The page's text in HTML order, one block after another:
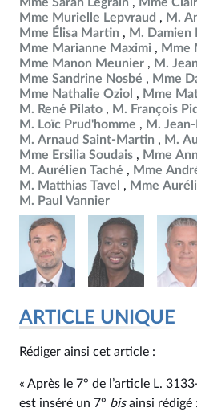
Mme Murielle Lepvraud
M.
Mme Élisa Martin
M. Damien
Mme Marianne Maximi
Mme
Mme Manon Meunier
M.
Mme Sandrine Nosbé
Mme
Mme Nathalie Oziol
Mme
M. René Pilato
M. François
M. Loïc Prud'homme
M.
M. Arnaud Saint-Martin
M.
Mme Ersilia Soudais
Mme
M. Aurélien Taché
Mme
M. Matthias Tavel
Mme
M. Paul Vannier
ARTICLE UNIQUE
Rédiger ainsi cet article :
« Après le 7° de l’article L.
est inséré un 7° bisainsi rédigé :